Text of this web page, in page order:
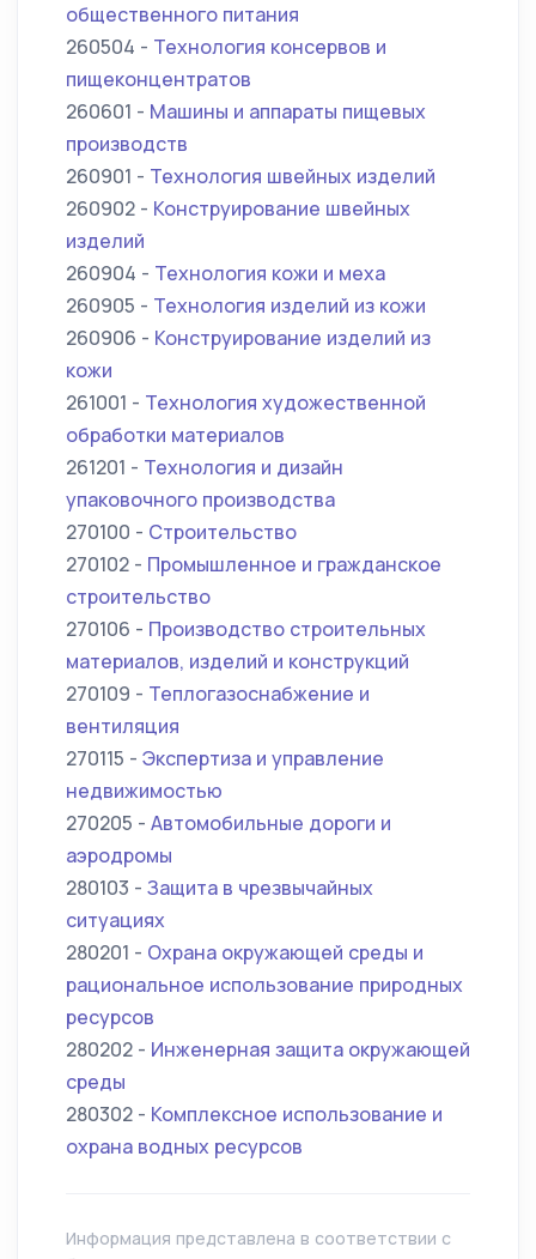
общественного питания
260504 - Технология консервов и
пищеконцентратов
260601 - Машины и аппараты пищевых
производств
260901 - Технология швейных изделий
260902 - Конструирование швейных
изделий
260904 - Технология кожи и меха
260905 - Технология изделий из кожи
260906 - Конструирование изделий из
кожи
261001 - Технология художественной
обработки материалов
261201 - Технология и дизайн
упаковочного производства
270100 - Строительство
270102 - Промышленное и гражданское
строительство
270106 - Производство строительных
материалов, изделий и конструкций
270109 - Теплогазоснабжение и
вентиляция
270115 - Экспертиза и управление
недвижимостью
270205 - Автомобильные дороги и
аэродромы
280103 - Защита в чрезвычайных
ситуациях
280201 - Охрана окружающей среды и
рациональное использование природных
ресурсов
280202 - Инженерная защита окружающей
среды
280302 - Комплексное использование и
охрана водных ресурсов
Информация представлена в соответствии с